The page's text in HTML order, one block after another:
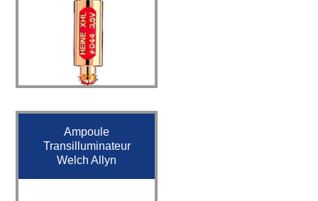
Ampoule
Transilluminateur
Welch Allyn